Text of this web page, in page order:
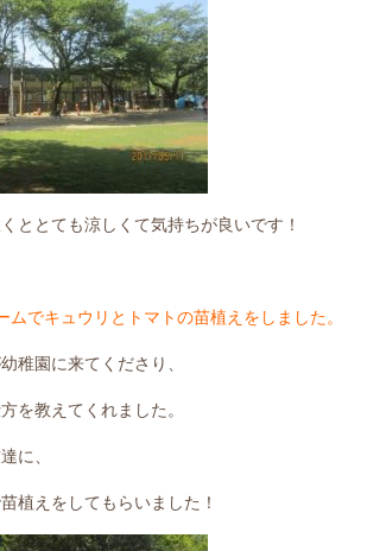
ととても涼しくて気持ちが良いです！
ムでキュウリとトマトの苗植えをしました。
稚園に来てくださり、
を教えてくれました。
に、
植えをしてもらいました！